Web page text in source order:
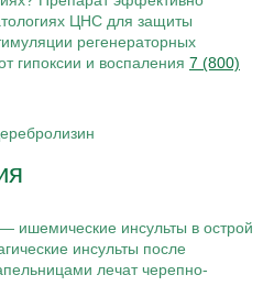
ЦНС для защиты
регенераторных
гипоксии и воспаления 7 (800)
— ишемические инсульты в острой
инсульты после
лечат черепно-